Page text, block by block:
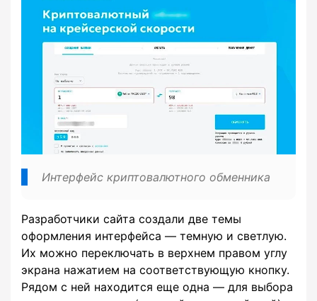
Интерфейс криптовалютного обменника
Разработчики сайта создали две темы
оформления интерфейса — темную и светлую.
Их можно переключать в верхнем правом углу
экрана нажатием на соответствующую кнопку.
Рядом с ней находится еще одна — для выбора